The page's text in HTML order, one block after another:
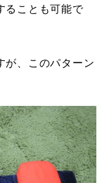
ることも可能で
が、このパターン